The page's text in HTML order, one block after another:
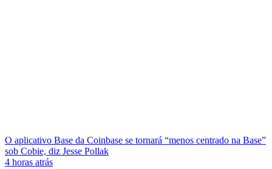
O aplicativo Base da Coinbase se tornará “menos centrado na Base”
sob Cobie, diz Jesse Pollak
4 horas atrás